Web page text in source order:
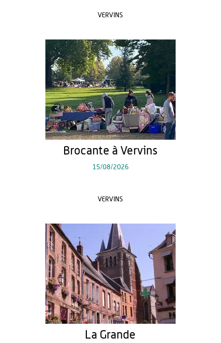
VERVINS
Brocante à Vervins
15/08/2026
VERVINS
La Grande